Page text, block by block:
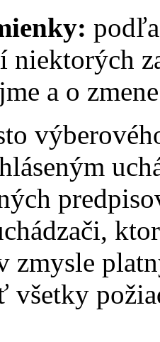
niektorých
a o
zmysle
všetky